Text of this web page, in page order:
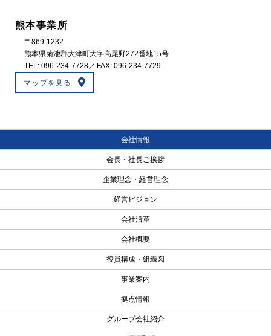
熊本事業所
〒869-1232
熊本県菊池郡大津町大字高尾野272番地15号
TEL: 096-234-7728／ FAX: 096-234-7729
マップを見る
会社情報
会長・社長ご挨拶
企業理念・経営理念
経営ビジョン
会社沿革
会社概要
役員構成・組織図
事業案内
拠点情報
グループ会社紹介